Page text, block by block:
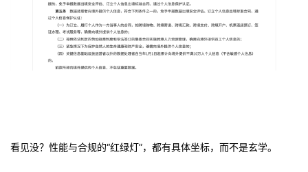
看见没？性能与合规的“红绿灯”，都有具体坐标，而不是玄学。